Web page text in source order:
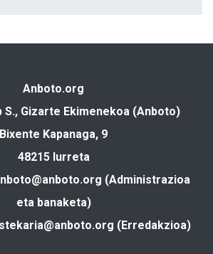
Anboto.org
S., Gizarte Ekimenekoa (Anboto)
Bixente Kapanaga, 9
48215 Iurreta
(Administrazioa
eta banaketa)
(Erredakzioa)